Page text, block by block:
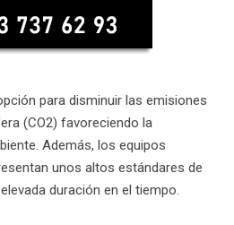
para disminuir las emisiones
(CO2) favoreciendo la
Además, los equipos
unos altos estándares de
duración en el tiempo.